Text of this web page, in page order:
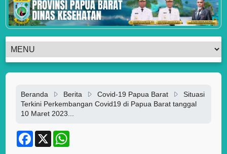
Beranda Berita Covid-19 Papua Barat
Situasi
Terkini Perkembangan Covid19 di Papua Barat tanggal
10 Maret 2023...
F
X